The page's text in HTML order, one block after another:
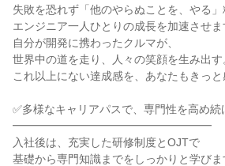
失敗を恐れず「他のやらぬことを、やる」
エンジニア一人ひとりの成長を加速させま
自分が開発に携わったクルマが、
世界中の道を走り、人々の笑顔を生み出す
これ以上にない達成感を、あなたもきっと
✅多様なキャリアパスで、専門性を高め続
━━━━━━━━━━━━━━━━━━
入社後は、充実した研修制度とOJTで
基礎から専門知識までをしっかりと学びま